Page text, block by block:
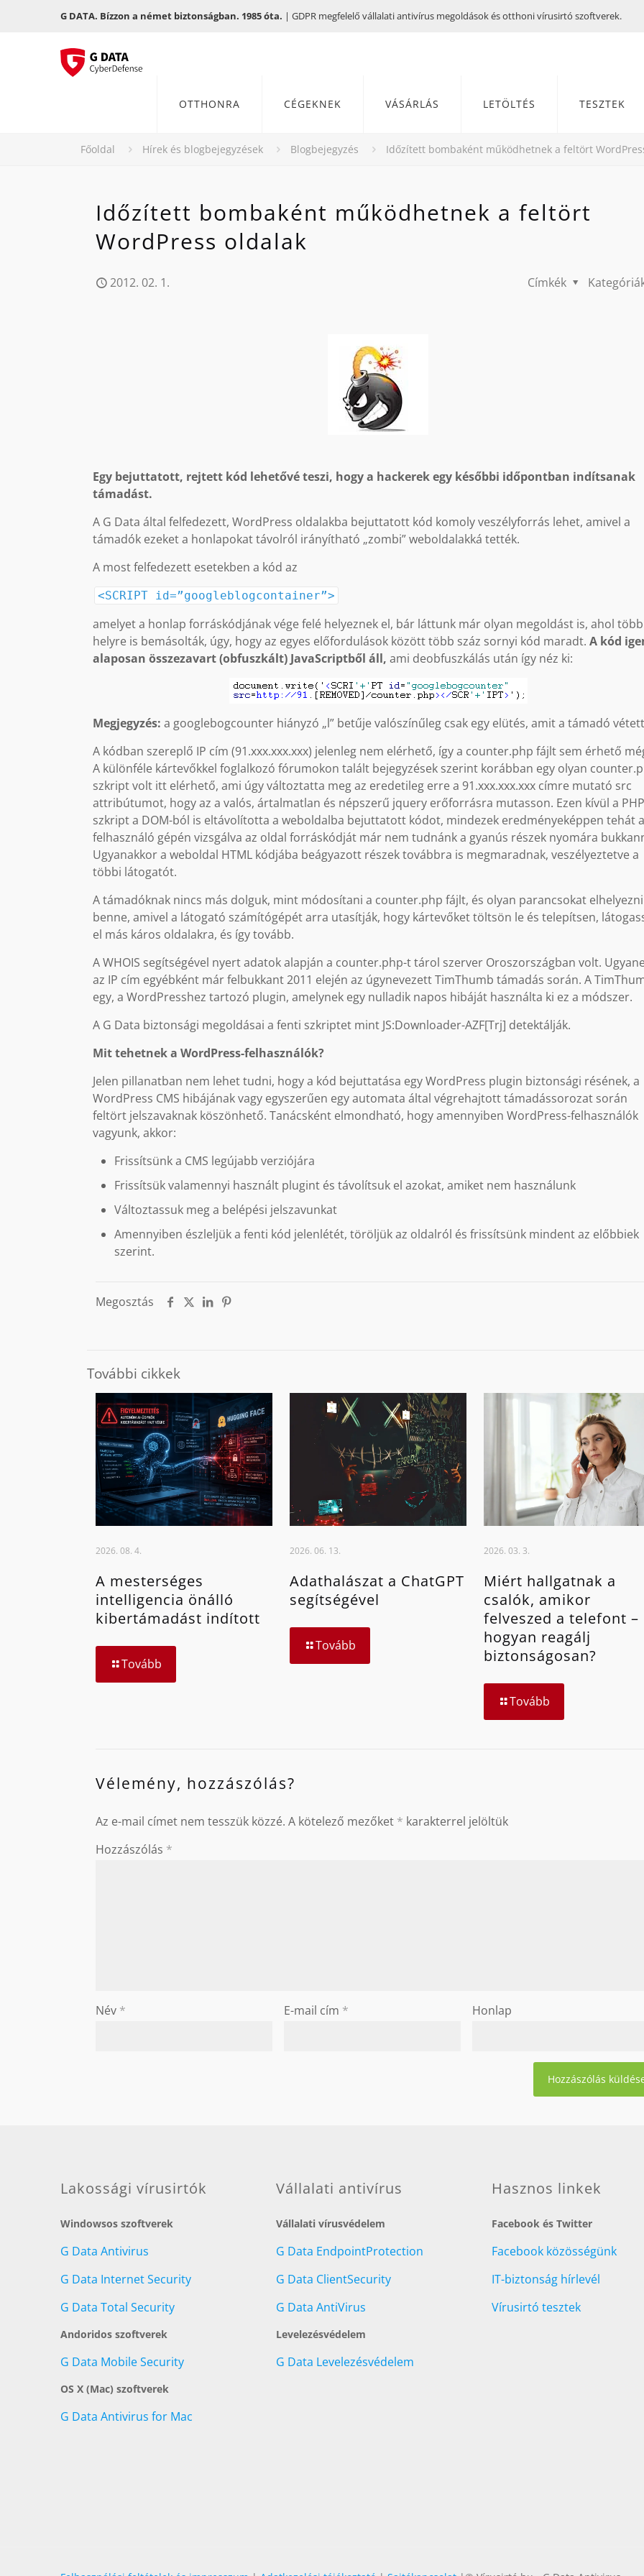
G DATA. Bízzon a német biztonságban. 1985 óta. | GDPR megfelelő vállalati antivírus megoldások és otthoni vírusirtó szoftverek.
OTTHONRA CÉGEKNEK VÁSÁRLÁS LETÖLTÉS TESZTEK
Főoldal Hírek és blogbejegyzések Blogbejegyzés Időzített bombaként működhetnek a feltört
Időzített bombaként működhetnek a feltört
WordPress oldalak
2012. 02. 1. Címkék
Egy bejuttatott, rejtett kód lehetővé teszi, hogy a hackerek egy későbbi időpontban indítsanak
támadást.
A G Data által felfedezett, WordPress oldalakba bejuttatott kód komoly veszélyforrás lehet, amivel a
támadók ezeket a honlapokat távolról irányítható „zombi” weboldalakká tették.
A most felfedezett esetekben a kód az
<SCRIPT id=”googleblogcontainer”>
amelyet a honlap forráskódjának vége felé helyeznek el, bár láttunk már olyan megoldást is, ahol több
helyre is bemásolták, úgy, hogy az egyes előfordulások között több száz sornyi kód maradt.A kód
alaposan összezavart (obfuszkált) JavaScriptből áll,ami deobfuszkálás után így néz ki:
Megjegyzés:a googlebogcounter hiányzó „l” betűje valószínűleg csak egy elütés, amit a támadó
A kódban szereplő IP cím (91.xxx.xxx.xxx) jelenleg nem elérhető, így a counter.php fájlt sem érhető
A különféle kártevőkkel foglalkozó fórumokon talált bejegyzések szerint korábban egy olyan
szkript volt itt elérhető, ami úgy változtatta meg az eredetileg erre a 91.xxx.xxx.xxx címre mutató src
attribútumot, hogy az a valós, ártalmatlan és népszerű jquery erőforrásra mutasson. Ezen kívül a
szkript a DOM-ból is eltávolította a weboldalba bejuttatott kódot, mindezek eredményeképpen tehát
felhasználó gépén vizsgálva az oldal forráskódját már nem tudnánk a gyanús részek nyomára
Ugyanakkor a weboldal HTML kódjába beágyazott részek továbbra is megmaradnak, veszélyeztetve a
többi látogatót.
A támadóknak nincs más dolguk, mint módosítani a counter.php fájlt, és olyan parancsokat elhelyezni
benne, amivel a látogató számítógépét arra utasítják, hogy kártevőket töltsön le és telepítsen,
el más káros oldalakra, és így tovább.
A WHOIS segítségével nyert adatok alapján a counter.php-t tárol szerver Oroszországban volt.
az IP cím egyébként már felbukkant 2011 elején az úgynevezett TimThumb támadás során. A
egy, a WordPresshez tartozó plugin, amelynek egy nulladik napos hibáját használta ki ez a módszer.
A G Data biztonsági megoldásai a fenti szkriptet mint JS:Downloader-AZF[Trj] detektálják.
Mit tehetnek a WordPress-felhasználók?
Jelen pillanatban nem lehet tudni, hogy a kód bejuttatása egy WordPress plugin biztonsági résének, a
WordPress CMS hibájának vagy egyszerűen egy automata által végrehajtott támadássorozat során
feltört jelszavaknak köszönhető. Tanácsként elmondható, hogy amennyiben WordPress-felhasználók
vagyunk, akkor:
Frissítsünk a CMS legújabb verziójára
Frissítsük valamennyi használt plugint és távolítsuk el azokat, amiket nem használunk
Változtassuk meg a belépési jelszavunkat
Amennyiben észleljük a fenti kód jelenlétét, töröljük az oldalról és frissítsünk mindent az előbbiek
szerint.
Megosztás
További cikkek
2026. 08. 4.
A mesterséges
intelligencia önálló
kibertámadást indított
Tovább
2026. 06. 13.
Adathalászat a ChatGPT
segítségével
Tovább
2026. 03. 3.
Miért hallgatnak a
csalók, amikor
felveszed a telefont –
hogyan reagálj
biztonságosan?
Tovább
Vélemény, hozzászólás?
Az e-mail címet nem tesszük közzé. A kötelező mezőket * karakterrel jelöltük
Hozzászólás *
Név * E-mail cím * Honlap
Lakossági vírusirtók
Windowsos szoftverek
G Data Antivirus
G Data Internet Security
G Data Total Security
Andoridos szoftverek
G Data Mobile Security
OS X (Mac) szoftverek
G Data Antivirus for Mac
Vállalati antivírus
Vállalati vírusvédelem
G Data EndpointProtection
G Data ClientSecurity
G Data AntiVirus
Levelezésvédelem
G Data Levelezésvédelem
Hasznos linkek
Facebook és Twitter
Facebook közösségünk
IT-biztonság hírlevél
Vírusirtó tesztek